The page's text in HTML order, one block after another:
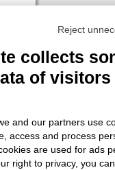
Reject
collects
of visitors
and our partners use
access and process
are used for ads
right to privacy, you